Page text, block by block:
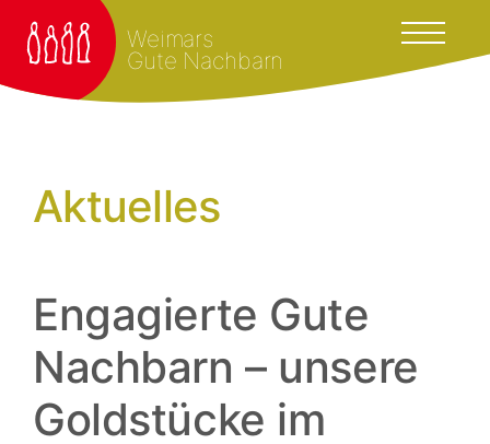
Weimars
Gute Nachbarn
Aktuelles
Engagierte Gute
Nachbarn – unsere
Goldstücke im